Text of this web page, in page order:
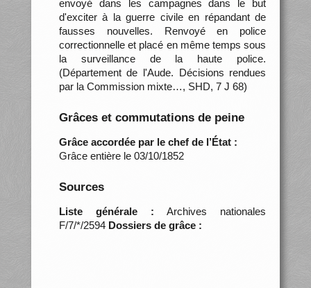
envoyé dans les campagnes dans le but
d'exciter à la guerre civile en répandant de
fausses nouvelles. Renvoyé en police
correctionnelle et placé en même temps sous
la surveillance de la haute police.
(Département de l'Aude. Décisions rendues
par la Commission mixte…, SHD, 7 J 68)
Grâces et commutations de peine
Grâce accordée par le chef de l’État :
Grâce entière le 03/10/1852
Sources
Liste générale : Archives nationales
F/7/*/2594 Dossiers de grâce :